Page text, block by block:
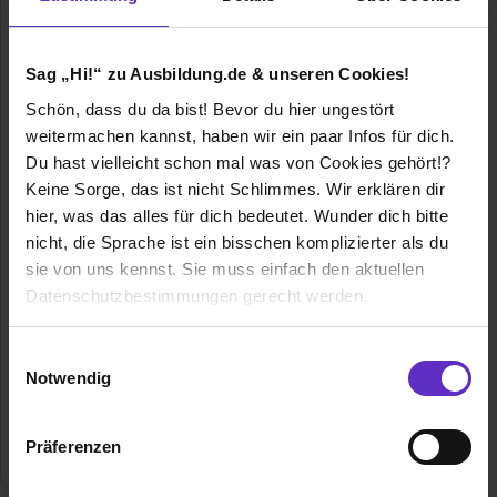
Sag „Hi!“ zu Ausbildung.de & unseren Cookies!
Schön, dass du da bist! Bevor du hier ungestört
weitermachen kannst, haben wir ein paar Infos für dich.
Du hast vielleicht schon mal was von Cookies gehört!?
Keine Sorge, das ist nicht Schlimmes. Wir erklären dir
hier, was das alles für dich bedeutet. Wunder dich bitte
nicht, die Sprache ist ein bisschen komplizierter als du
sie von uns kennst. Sie muss einfach den aktuellen
Datenschutzbestimmungen gerecht werden.
Benutzung der Webseite getroffenen Einstellungen zu
Notwendig
Präferenzen
InnovaBildung GmbH
Almenweg 6
67657 Kaiserslautern
06313605858
E-Mail anzeigen
Gründungsjahr
keine Angabe
Branche Bildung, Dienstleistung, Sprache, Büro